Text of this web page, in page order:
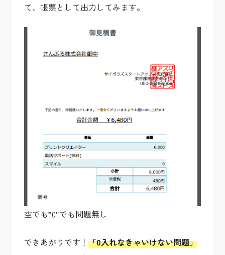
て、帳票として出力してみます。
空でも”0″でも問題無し
できあがりです！ 「0入れなきゃいけない問題」